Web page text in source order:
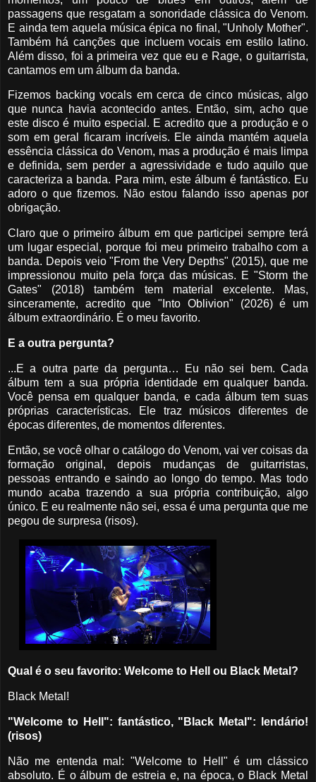
passagens que resgatam a sonoridade clássica do Venom.
E ainda tem aquela música épica no final, "Unholy Mother".
Também há canções que incluem vocais em estilo latino.
Além disso, foi a primeira vez que eu e Rage, o guitarrista,
cantamos em um álbum da banda.
Fizemos backing vocals em cerca de cinco músicas, algo
que nunca havia acontecido antes. Então, sim, acho que
este disco é muito especial. E acredito que a produção e o
som em geral ficaram incríveis. Ele ainda mantém aquela
essência clássica do Venom, mas a produção é mais limpa
e definida, sem perder a agressividade e tudo aquilo que
caracteriza a banda. Para mim, este álbum é fantástico. Eu
adoro o que fizemos. Não estou falando isso apenas por
obrigação.
Claro que o primeiro álbum em que participei sempre terá
um lugar especial, porque foi meu primeiro trabalho com a
banda. Depois veio "From the Very Depths" (2015), que me
impressionou muito pela força das músicas. E "Storm the
Gates" (2018) também tem material excelente. Mas,
sinceramente, acredito que "Into Oblivion" (2026) é um
álbum extraordinário. É o meu favorito.
E a outra pergunta?
...E a outra parte da pergunta… Eu não sei bem. Cada
álbum tem a sua própria identidade em qualquer banda.
Você pensa em qualquer banda, e cada álbum tem suas
próprias características. Ele traz músicos diferentes de
épocas diferentes, de momentos diferentes.
Então, se você olhar o catálogo do Venom, vai ver coisas da
formação original, depois mudanças de guitarristas,
pessoas entrando e saindo ao longo do tempo. Mas todo
mundo acaba trazendo a sua própria contribuição, algo
único. E eu realmente não sei, essa é uma pergunta que me
pegou de surpresa (risos).
Qual é o seu favorito: Welcome to Hell ou Black Metal?
Black Metal!
"Welcome to Hell": fantástico, "Black Metal": lendário!
(risos)
Não me entenda mal: "Welcome to Hell" é um clássico
absoluto. É o álbum de estreia e, na época, o Black Metal